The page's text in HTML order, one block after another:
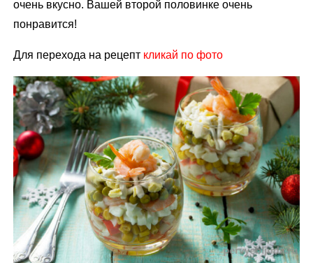
очень вкусно. Вашей второй половинке очень
понравится!
Для перехода на рецепт кликай по фото